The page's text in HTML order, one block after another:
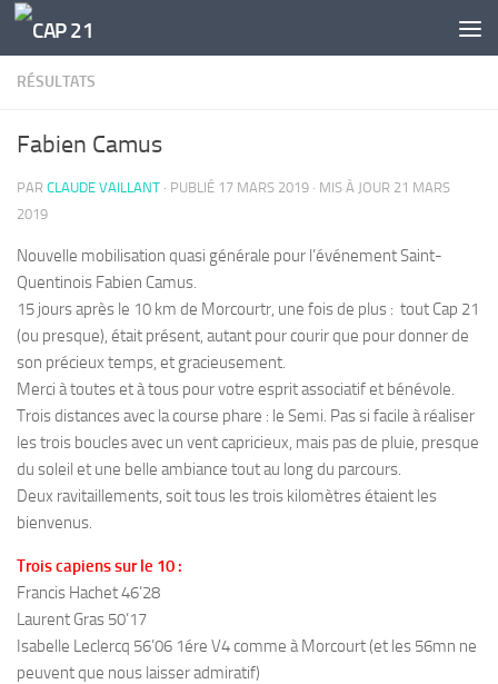
Skip to content
RÉSULTATS
Fabien Camus
PAR CLAUDE VAILLANT · PUBLIÉ 17 MARS 2019 · MIS À JOUR 21 MARS
2019
Nouvelle mobilisation quasi générale pour l’événement Saint-
Quentinois Fabien Camus.
15 jours après le 10 km de Morcourtr, une fois de plus : tout Cap 21
(ou presque), était présent, autant pour courir que pour donner de
son précieux temps, et gracieusement.
Merci à toutes et à tous pour votre esprit associatif et bénévole.
Trois distances avec la course phare : le Semi. Pas si facile à réaliser
les trois boucles avec un vent capricieux, mais pas de pluie, presque
du soleil et une belle ambiance tout au long du parcours.
Deux ravitaillements, soit tous les trois kilomètres étaient les
bienvenus.
Trois capiens sur le 10 :
Francis Hachet 46’28
Laurent Gras 50’17
Isabelle Leclercq 56’06 1ére V4 comme à Morcourt (et les 56mn ne
peuvent que nous laisser admiratif)